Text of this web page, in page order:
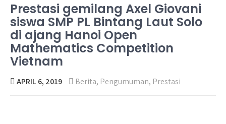
Prestasi gemilang Axel Giovani
siswa SMP PL Bintang Laut Solo
di ajang Hanoi Open
Mathematics Competition
Vietnam
APRIL 6, 2019 Berita, Pengumuman, Prestasi